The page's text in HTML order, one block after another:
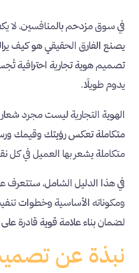
في سوق مزدحم بالمنافسين، لا
يصنع الفارق الحقيقي هو كيف
تصميم هوية تجارية احترافية
يدوم طويلًا.
الهوية التجارية ليست مجرد
متكاملة تعكس رؤيتك وقيمك
متكاملة يشعر بها العميل في
في هذا الدليل الشامل، ستتعرف
ومكوناته الأساسية وخطوات
لضمان بناء علامة قوية قادرة
نبذة عن